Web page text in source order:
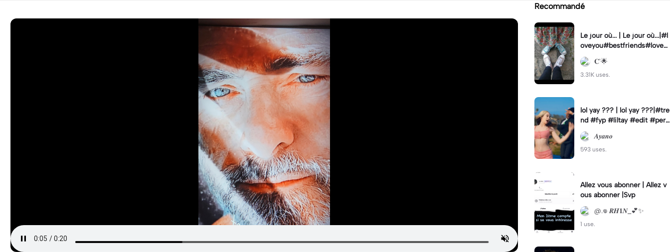
Recommandé
Le jour où... | Le jour où...|#l
oveyou#bestfriends#love#
lejouroù#you
𝐂'🌟
3.31K uses.
lol yay ??? | lol yay ???|#tre
nd #fyp #liltay #edit #perc
er
𝑨𝒚𝒂𝒏𝒐
593 uses.
Allez vous abonner | Allez v
ous abonner |Svp
@.𖦹 𝑹𝑯𝟏𝑵_💕✨
1 use.